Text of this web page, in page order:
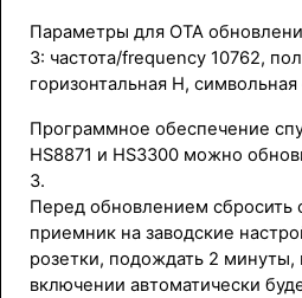
Параметры для ОТА
3: частота/frequency 10762,
горизонтальная H,
Программное обеспечение
HS8871 и HS3300 можно
3.
Перед обновлением сбросить
приемник на заводские
розетки, подождать 2 минуты,
включении автоматически